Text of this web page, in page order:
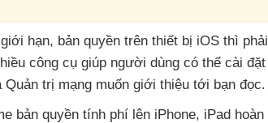
hạn, bản quyền trên thiết bị iOS thì
công cụ giúp người dùng có thể cài đặt
Quản trị mạng muốn giới thiệu tới bạn đọc.
bản quyền tính phí lên iPhone, iPad